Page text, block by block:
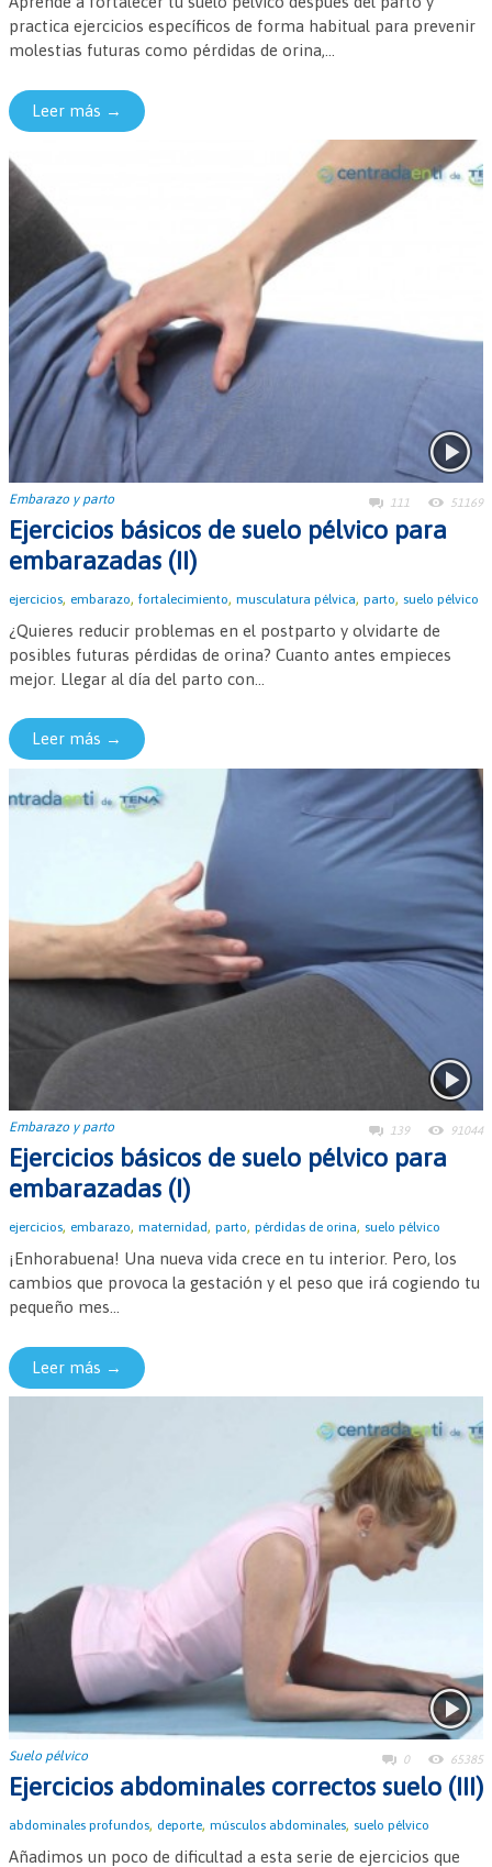
practica ejercicios específicos de forma habitual para prevenir
molestias futuras como pérdidas de orina,...
Leer más →
Embarazo y parto 111 51169
Ejercicios básicos de suelo pélvico para
embarazadas (II)
ejercicios, embarazo, fortalecimiento, musculatura pélvica, parto, suelo pélvico
¿Quieres reducir problemas en el postparto y olvidarte de
posibles futuras pérdidas de orina? Cuanto antes empieces
mejor. Llegar al día del parto con...
Leer más →
Embarazo y parto 139 91044
Ejercicios básicos de suelo pélvico para
embarazadas (I)
ejercicios, embarazo, maternidad , parto, pérdidas de orina, suelo pélvico
¡Enhorabuena! Una nueva vida crece en tu interior. Pero, los
cambios que provoca la gestación y el peso que irá cogiendo tu
pequeño mes...
Leer más →
Suelo pélvico 0 65385
Ejercicios abdominales correctos suelo (III)
abdominales profundos, deporte, músculos abdominales, suelo pélvico
Añadimos un poco de dificultad a esta serie de ejercicios que